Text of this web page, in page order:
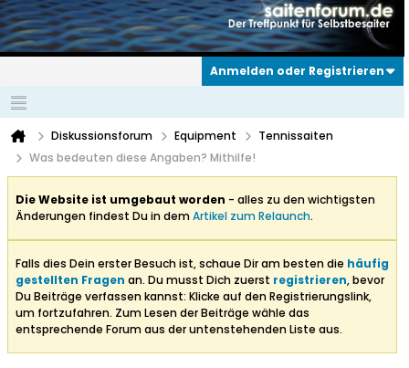
Anmelden oder Registrieren
Diskussionsforum Equipment
Tennissaiten
Was bedeuten diese Angaben? Mithilfe!
Die Website ist umgebaut worden - alles zu den wichtigsten
Änderungen findest Du in demArtikel zum Relaunch.
Falls dies Dein erster Besuch ist, schaue Dir am besten die häufig
gestellten Fragen an. Du musst Dich zuerst registrieren, bevor
Du Beiträge verfassen kannst: Klicke auf den Registrierungslink,
um fortzufahren. Zum Lesen der Beiträge wähle das
entsprechende Forum aus der untenstehenden Liste aus.